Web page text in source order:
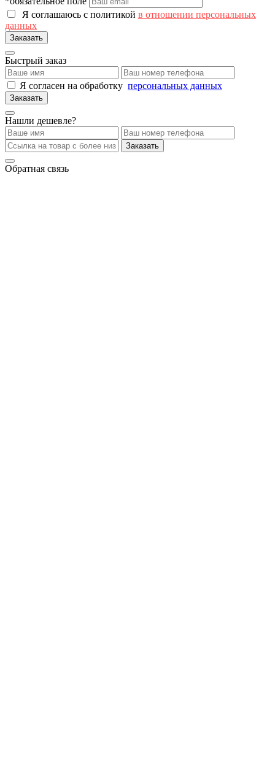
Я соглашаюсь с политикой в отношении персональных
данных
Заказать
Быстрый заказ
Я согласен на обработку персональных данных
Заказать
Нашли дешевле?
Заказать
Обратная связь